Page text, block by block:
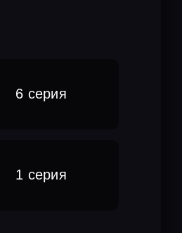
6 серия
1 серия